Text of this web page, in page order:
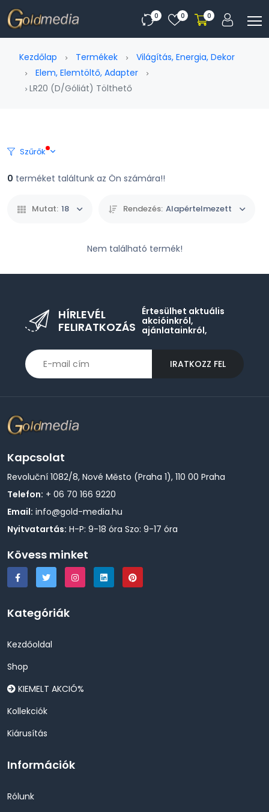
0 0 0
Kezdőlap Termékek
Világítás, Energia, Dekor
Elem, Elemtöltő, Adapter
LR20 (D/Góliát) Tölthető
Szűrők
0 terméket találtunk az Ön számára!!
Mutat: 18 Rendezés: Alapértelmezett
Nem található termék!
HÍRLEVÉL
FELIRATKOZÁS
Értesülhet aktuális
akcióinkról,
ajánlatainkról,
IRATKOZZ FEL
Kapcsolat
Revoluční 1082/8, Nové Město (Praha 1), 110 00 Praha
Telefon: + 06 70 166 9220
Email: info@gold-media.hu
Nyitvatartás: H-P: 9-18 óra Szo: 9-17 óra
Kövess minket
Kategóriák
Kezdőoldal
Shop
KIEMELT AKCIÓ%
Kollekciók
Kiárusítás
Információk
Rólunk